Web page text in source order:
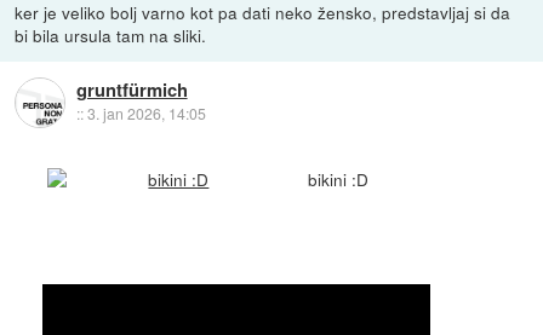
ker je veliko bolj varno kot pa dati neko žensko, predstavljaj si da
bi bila ursula tam na sliki.
gruntfürmich
::3. jan 2026, 14:05
bikini :D